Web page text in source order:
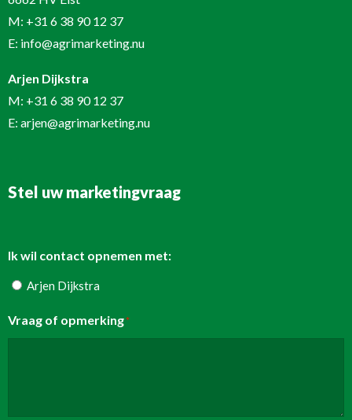
M: +31 6 38 90 12 37
E: info@agrimarketing.nu
Arjen Dijkstra
M: +31 6 38 90 12 37
E: arjen@agrimarketing.nu
Stel uw marketingvraag
Ik wil contact opnemen met:
Arjen Dijkstra
Vraag of opmerking*